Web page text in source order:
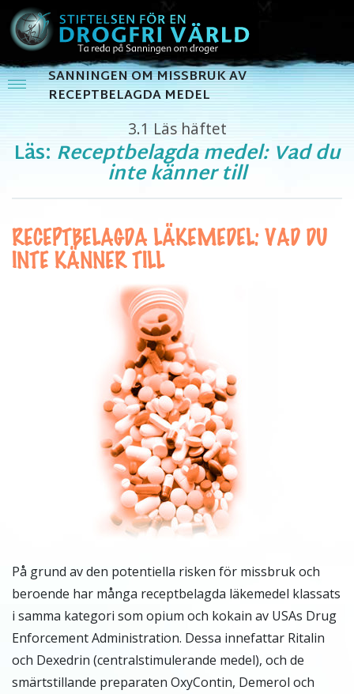
SANNINGEN OM MISSBRUK AV
RECEPTBELAGDA MEDEL
3.1 Läs häftet
Läs: Receptbelagda medel: Vad du
inte känner till
RECEPTBELAGDA LÄKEMEDEL: VAD DU
INTE KÄNNER TILL
På grund av den potentiella risken för missbruk och
beroende har många receptbelagda läkemedel klassats
i samma kategori som opium och kokain av USAs Drug
Enforcement Administration. Dessa innefattar Ritalin
och Dexedrin (centralstimulerande medel), och de
smärtstillande preparaten OxyContin, Demerol och